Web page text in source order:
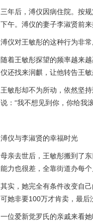
三年后，溥仪因病住院。按
下午。溥仪的妻子李淑贤前
溥仪对王敏彤的这种行为非
随着王敏彤探望的频率越来
仪还找来润麒，让他转告王敏
王敏彤却不为所动，依然坚
说：“我不想见到你，你给我
溥仪与李淑贤的幸福时光
母亲去世后，王敏彤搬到了
能力也很差，全靠街道办每
其实，她完全有条件改变自
可她非要100万才肯卖，最后
一位爱新觉罗氏的亲戚来看